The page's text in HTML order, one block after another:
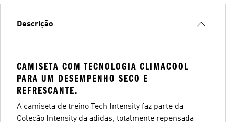
Descrição
CAMISETA COM TECNOLOGIA CLIMACOOL
PARA UM DESEMPENHO SECO E
REFRESCANTE.
A camiseta de treino Tech Intensity faz parte da
Coleção Intensity da adidas, totalmente repensada